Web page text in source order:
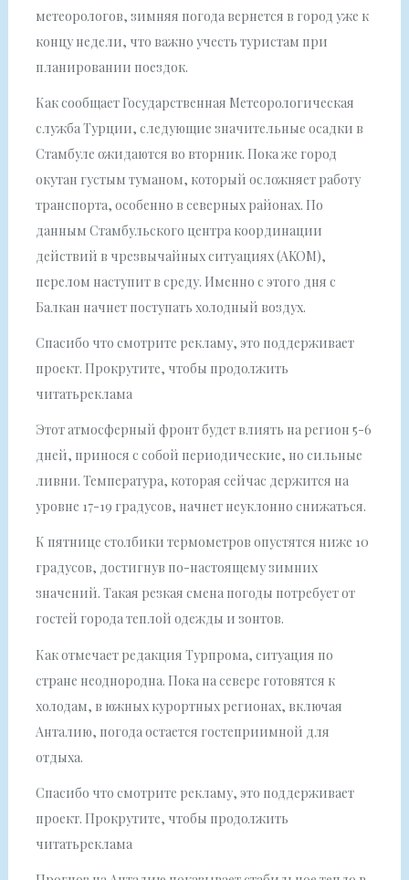
метеорологов, зимняя погода вернется в город уже к
концу недели, что важно учесть туристам при
планировании поездок.
Как сообщает Государственная Метеорологическая
служба Турции, следующие значительные осадки в
Стамбуле ожидаются во вторник. Пока же город
окутан густым туманом, который осложняет работу
транспорта, особенно в северных районах. По
данным Стамбульского центра координации
действий в чрезвычайных ситуациях (AKOM),
перелом наступит в среду. Именно с этого дня с
Балкан начнет поступать холодный воздух.
Спасибо что смотрите рекламу, это поддерживает
проект. Прокрутите, чтобы продолжить
читатьреклама
Этот атмосферный фронт будет влиять на регион 5-6
дней, принося с собой периодические, но сильные
ливни. Температура, которая сейчас держится на
уровне 17-19 градусов, начнет неуклонно снижаться.
К пятнице столбики термометров опустятся ниже 10
градусов, достигнув по-настоящему зимних
значений. Такая резкая смена погоды потребует от
гостей города теплой одежды и зонтов.
Как отмечает редакция Турпрома, ситуация по
стране неоднородна. Пока на севере готовятся к
холодам, в южных курортных регионах, включая
Анталию, погода остается гостеприимной для
отдыха.
Спасибо что смотрите рекламу, это поддерживает
проект. Прокрутите, чтобы продолжить
читатьреклама